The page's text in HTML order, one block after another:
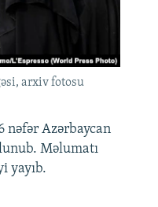
arxiv fotosu
nəfər Azərbaycan
Məlumatı
yayıb.